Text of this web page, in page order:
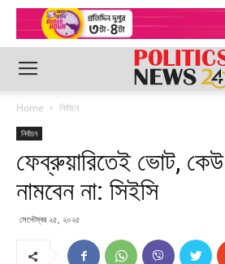
Home নির্বাচন
নির্বাচন
ফেব্রুয়ারিতেই ভোট,
নামবেন না: সিইসি
সেপ্টেম্বর ২৫, ২০২৫